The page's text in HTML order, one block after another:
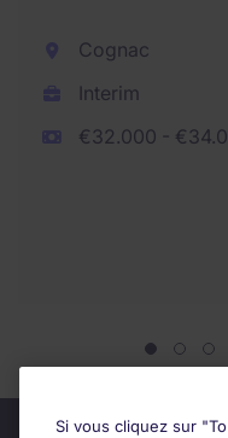
Cognac
Interim
€32.000 -
Si vous cliquez sur